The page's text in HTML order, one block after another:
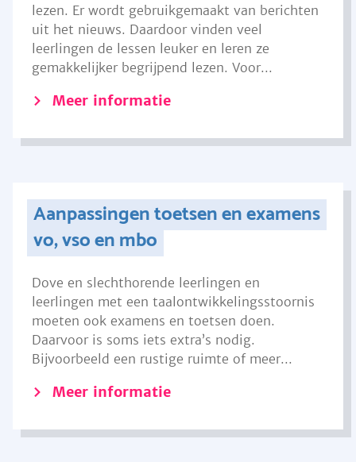
lezen. Er wordt gebruikgemaakt van berichten
uit het nieuws. Daardoor vinden veel
leerlingen de lessen leuker en leren ze
gemakkelijker begrijpend lezen. Voor...
Meer informatie
Aanpassingen toetsen en examens
vo, vso en mbo
Dove en slechthorende leerlingen en
leerlingen met een taalontwikkelingsstoornis
moeten ook examens en toetsen doen.
Daarvoor is soms iets extra’s nodig.
Bijvoorbeeld een rustige ruimte of meer...
Meer informatie